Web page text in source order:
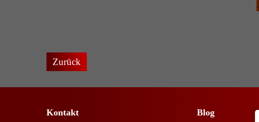
Zurück
Kontakt Blog